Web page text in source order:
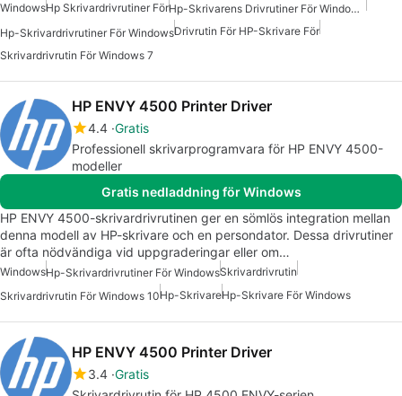
WindowsHp Skrivardrivrutiner För
Hp-Skrivarens Drivrutiner För Windows 7
Hp-Skrivardrivrutiner För WindowsDrivrutin För HP-Skrivare För
Skrivardrivrutin För Windows 7
HP ENVY 4500 Printer Driver
4.4 Gratis
Professionell skrivarprogramvara för HP ENVY 4500-
modeller
Gratis nedladdning för Windows
HP ENVY 4500-skrivardrivrutinen ger en sömlös integration mellan
denna modell av HP-skrivare och en persondator. Dessa drivrutiner
är ofta nödvändiga vid uppgraderingar eller om…
WindowsHp-Skrivardrivrutiner För WindowsSkrivardrivrutin
Skrivardrivrutin För Windows 10Hp-SkrivareHp-Skrivare För Windows
HP ENVY 4500 Printer Driver
3.4 Gratis